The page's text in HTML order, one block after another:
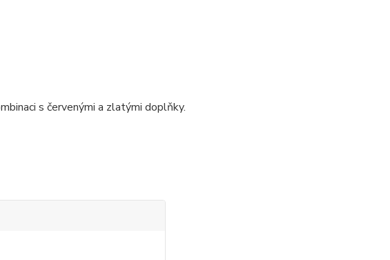
s červenými a zlatými doplňky.